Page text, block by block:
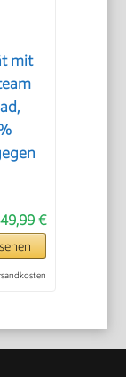
mit
49,99 €